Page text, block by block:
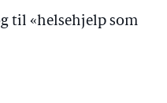
til «helsehjelp som